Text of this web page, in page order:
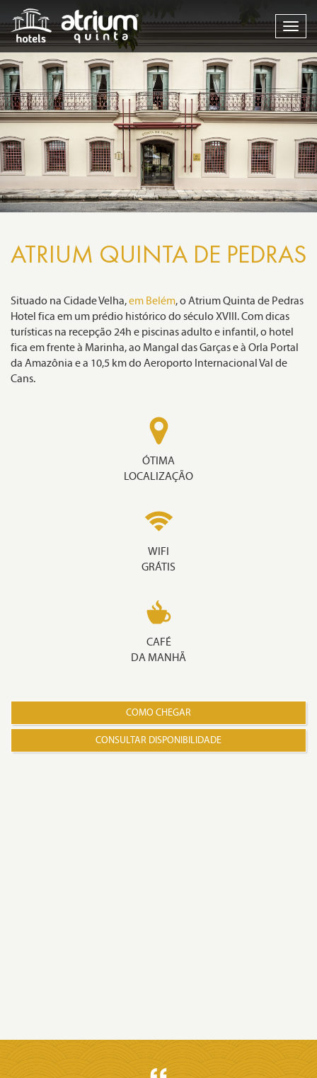
ATRIUM QUINTA DE PEDRAS
Situado na Cidade Velha,em Belém, o Atrium Quinta de Pedras
Hotel fica em um prédio histórico do século XVIII. Com dicas
turísticas na recepção 24h e piscinas adulto e infantil, o hotel
fica em frente à Marinha, ao Mangal das Garças e à Orla Portal
da Amazônia e a 10,5 km do Aeroporto Internacional Val de
Cans.
ÓTIMA
LOCALIZAÇÃO
WIFI
GRÁTIS
CAFÉ
DA MANHÃ
COMO CHEGAR
CONSULTAR DISPONIBILIDADE